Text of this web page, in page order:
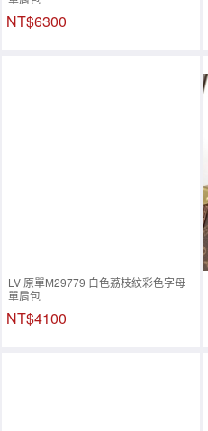
NT$6300
LV 原單M29779 白色荔枝紋彩色字母
單肩包
NT$4100